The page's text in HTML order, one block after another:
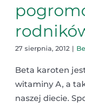
27 sierpnia, 2012 |
Beta karoten
witaminy A, a
naszej diecie.